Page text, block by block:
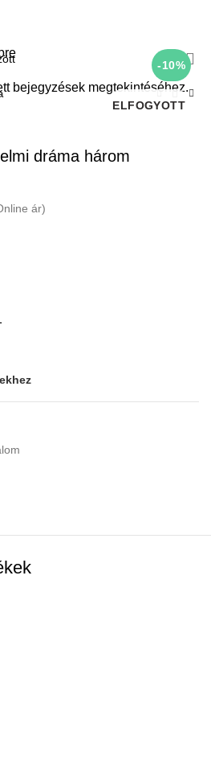
-10%
ELFOGYOTT
dráma három
ár)
bejegyzések megtekintéséhez.